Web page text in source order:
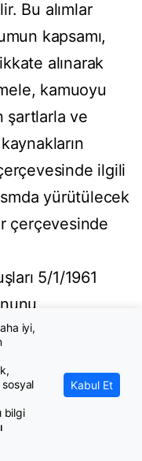
Bu alımlar
kapsamı,
alınarak
kamuoyu
şartlarla ve
ilgili
yürütülecek
çerçevesinde
5/1/1961
üzere,
ilgili mevzuat
tahsis
kuruluşlarda
ve benzeri
iyi,
sosyal
bilgi
Kabul Et